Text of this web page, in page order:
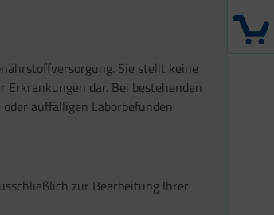
Sie stellt keine
Erkrankungen dar. Bei bestehenden
auffälligen Laborbefunden
zur Bearbeitung Ihrer